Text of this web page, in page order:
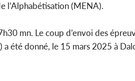
l’Alphabétisation (MENA).
mn. Le coup d’envoi des
) a été donné, le 15 mars 2025 à